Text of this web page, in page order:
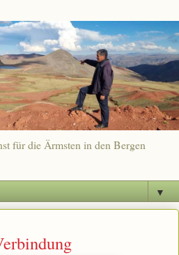
für die Ärmsten in den Bergen
▼